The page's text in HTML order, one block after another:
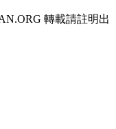
轉載請註明出